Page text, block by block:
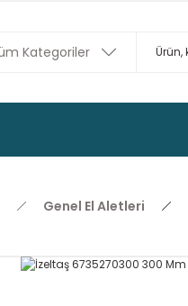
Genel El Aletleri